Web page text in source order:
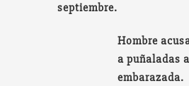
septiembre.
Hombre
a puñaladas
embarazada.